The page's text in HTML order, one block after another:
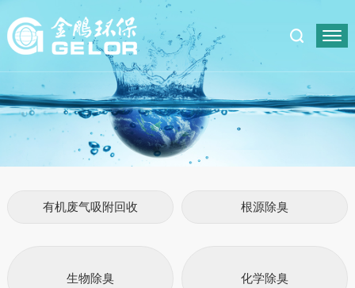
有机废气吸附回收
生物除臭
根源除臭
化学除臭